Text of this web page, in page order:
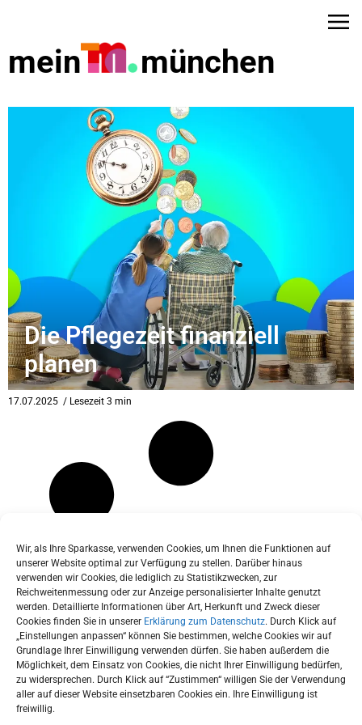
Wir, als Ihre Sparkasse, verwenden Cookies, um Ihnen die Funktionen auf
unserer Website optimal zur Verfügung zu stellen. Darüber hinaus
verwenden wir Cookies, die lediglich zu Statistikzwecken, zur
Reichweitenmessung oder zur Anzeige personalisierter Inhalte genutzt
werden. Detaillierte Informationen über Art, Herkunft und Zweck dieser
Cookies finden Sie in unserer Erklärung zum Datenschutz. Durch Klick auf
„Einstellungen anpassen“ können Sie bestimmen, welche Cookies wir auf
Grundlage Ihrer Einwilligung verwenden dürfen. Sie haben außerdem die
Möglichkeit, dem Einsatz von Cookies, die nicht Ihrer Einwilligung bedürfen,
zu widersprechen. Durch Klick auf “Zustimmen“ willigen Sie der Verwendung
aller auf dieser Website einsetzbaren Cookies ein. Ihre Einwilligung ist
freiwillig.
mein münchen
Die Pflegezeit finanziell
planen
17.07.2025 / Lesezeit 3 min